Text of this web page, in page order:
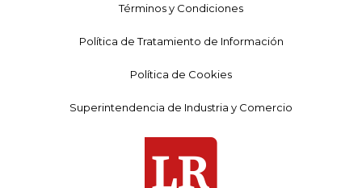
Términos y Condiciones
Política de Tratamiento de Información
Política de Cookies
Superintendencia de Industria y Comercio